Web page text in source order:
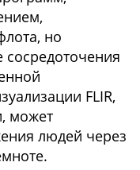
но
сосредоточения
FLIR,
может
людей через